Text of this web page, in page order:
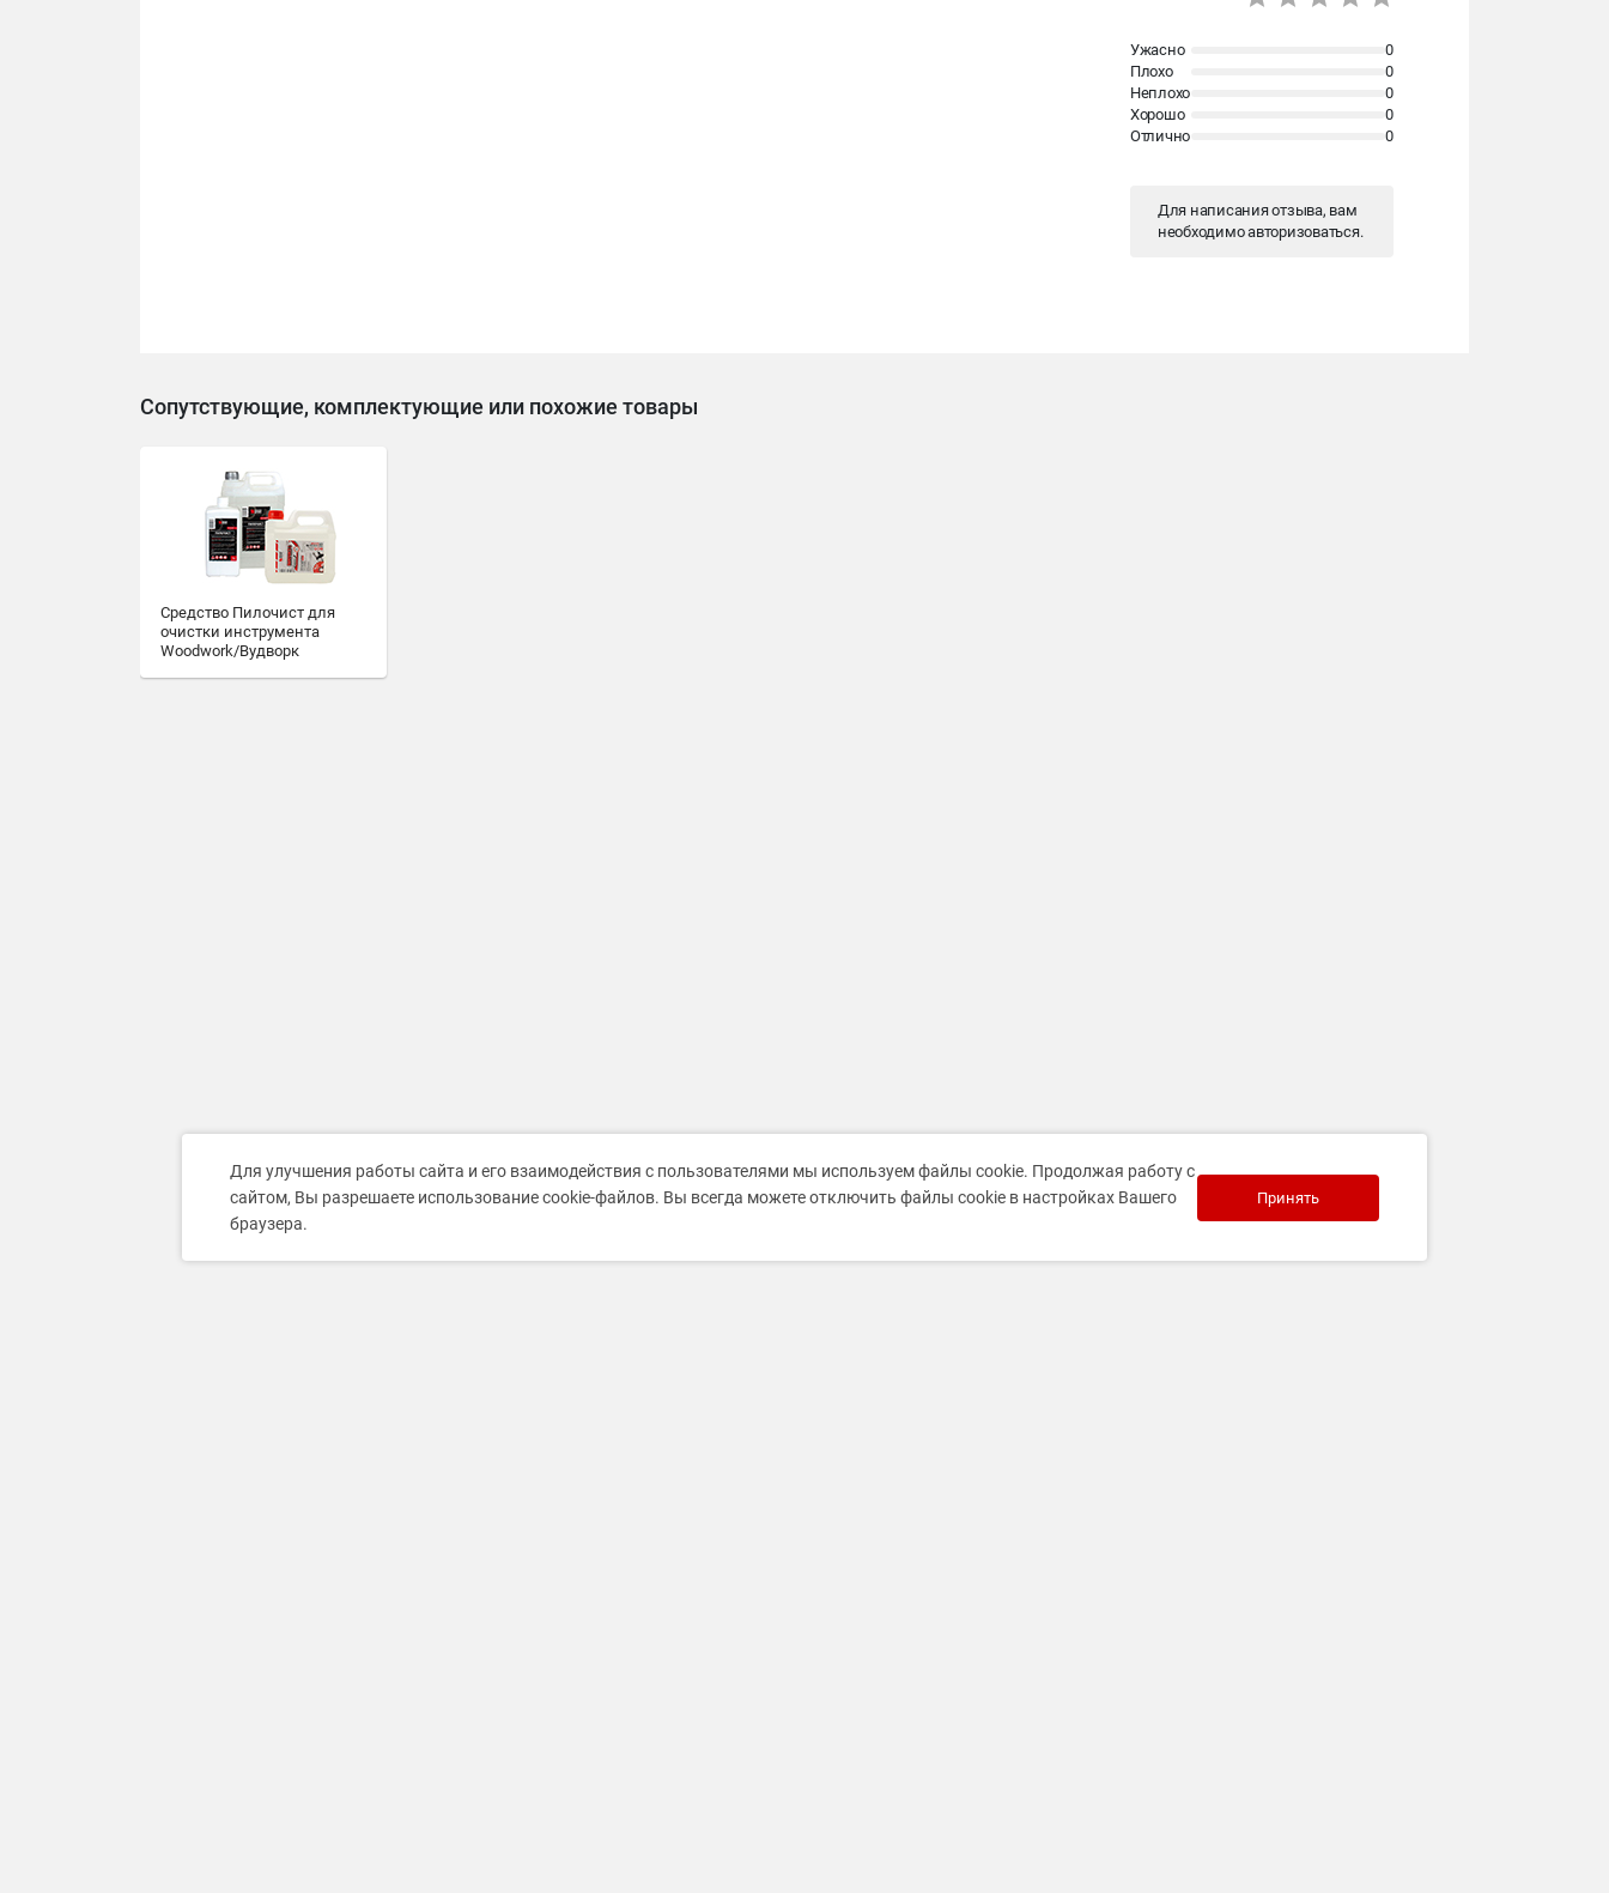
Ужасно
0
Плохо
0
Неплохо
0
Хорошо
0
Отлично
0
Для написания отзыва, вам
необходимоавторизоваться.
Сопутствующие, комплектующие или похожие товары
Средство Пилочист для
очистки инструмента
Woodwork/Вудворк
Для улучшения работы сайта и его взаимодействия с пользователями мы используем файлы cookie. Продолжая работу с
сайтом, Вы разрешаете использование cookie-файлов. Вы всегда можете отключить файлы cookie в настройках Вашего
браузера.
Принять